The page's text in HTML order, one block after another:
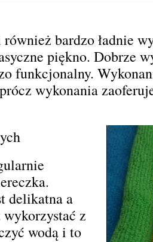
bardzo ładnie
piękno. Dobrze
funkcjonalny.
wykonania
delikatna a
wykorzystać z
wodą i to